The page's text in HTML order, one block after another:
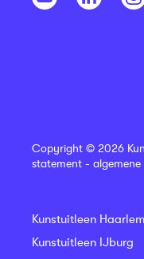
Copyright © 2026
statement -
Kunstuitleen Haarlem
Kunstuitleen IJburg